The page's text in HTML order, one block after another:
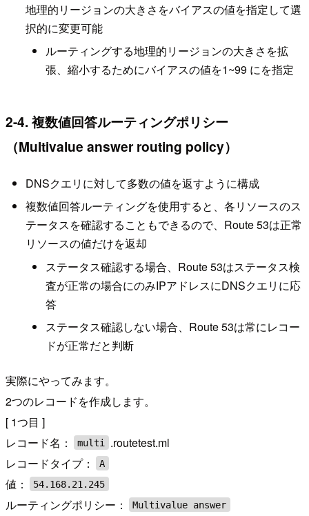
地理的リージョンの大きさをバイアスの値を指定して選
択的に変更可能
ルーティングする地理的リージョンの大きさを拡
張、縮小するためにバイアスの値を1~99 にを指定
2-4. 複数値回答ルーティングポリシー
（Multivalue answer routing policy）
DNSクエリに対して多数の値を返すように構成
複数値回答ルーティングを使用すると、各リソースのス
テータスを確認することもできるので、Route 53は正常
リソースの値だけを返却
ステータス確認する場合、Route 53はステータス検
査が正常の場合にのみIPアドレスにDNSクエリに応
答
ステータス確認しない場合、Route 53は常にレコー
ドが正常だと判断
実際にやってみます。
2つのレコードを作成します。
[ 1つ目 ]
レコード名：
multi
.routetest.ml
レコードタイプ：
A
値： 54.168.21.245
ルーティングポリシー： Multivalue answer